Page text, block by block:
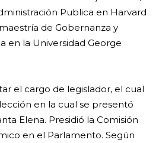
Publica en Harvard
de Gobernanza y
en la Universidad George
el cargo de legislador, el cual
en la cual se presentó
Elena. Presidió la Comisión
en el Parlamento. Según